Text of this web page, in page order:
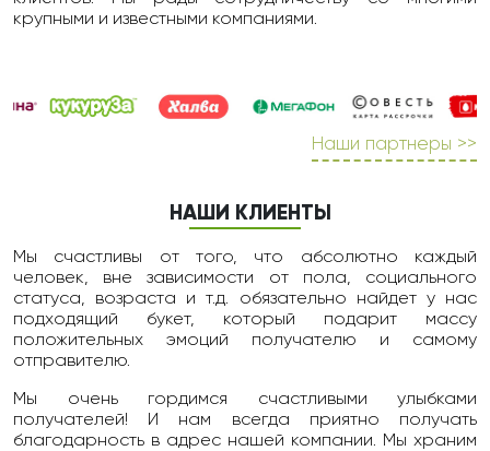
крупными и известными компаниями.
Наши партнеры >>
НАШИ КЛИЕНТЫ
Мы счастливы от того, что абсолютно каждый
человек, вне зависимости от пола, социального
статуса, возраста и т.д. обязательно найдет у нас
подходящий букет, который подарит массу
положительных эмоций получателю и самому
отправителю.
Мы очень гордимся счастливыми улыбками
получателей! И нам всегда приятно получать
благодарность в адрес нашей компании. Мы храним